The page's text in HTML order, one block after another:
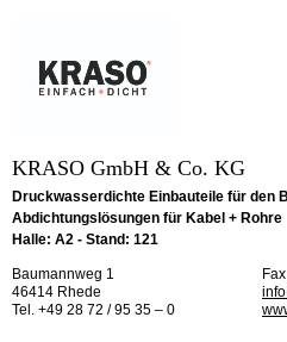
KRASO GmbH & Co. KG
Druckwasserdichte Einbauteile für den
Abdichtungslösungen für Kabel + Rohre
Halle: A2 - Stand: 121
Baumannweg 1
46414 Rhede
Tel. +49 28 72 / 95 35 – 0